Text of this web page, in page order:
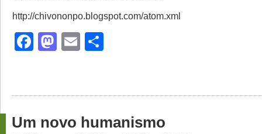
http://chivononpo.blogspot.com/atom.xml
Facebook
Mastodon
Email
Um novo humanismo